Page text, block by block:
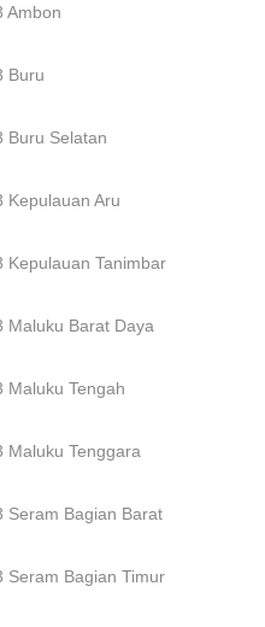
Ambon
Buru
Buru Selatan
Kepulauan Aru
Kepulauan Tanimbar
Maluku Barat Daya
Maluku Tengah
Maluku Tenggara
Seram Bagian Barat
Seram Bagian Timur